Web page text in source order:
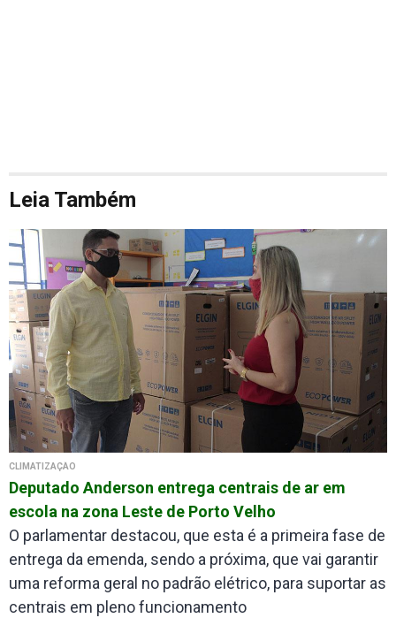
Leia Também
CLIMATIZAÇÃO
Deputado Anderson entrega centrais de ar em
escola na zona Leste de Porto Velho
O parlamentar destacou, que esta é a primeira fase de
entrega da emenda, sendo a próxima, que vai garantir
uma reforma geral no padrão elétrico, para suportar as
centrais em pleno funcionamento